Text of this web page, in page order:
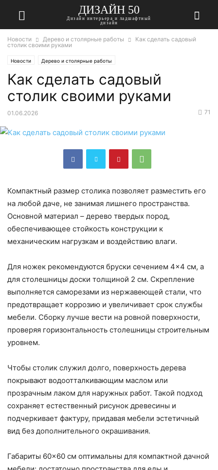
ДИЗАЙН 50
Дизайн интерьера и ладшафтный
дизайн
Новости Дерево и столярные работы
Как сделать садовый
столик своими руками
Новости Дерево и столярные работы
Как сделать садовый
столик своими руками
01.06.2026 71
Компактный размер столика позволяет разместить его
на любой даче, не занимая лишнего пространства.
Основной материал – дерево твердых пород,
обеспечивающее стойкость конструкции к
механическим нагрузкам и воздействию влаги.
Для ножек рекомендуются бруски сечением 4×4 см, а
для столешницы доски толщиной 2 см. Скрепление
выполняется саморезами из нержавеющей стали, что
предотвращает коррозию и увеличивает срок службы
мебели. Сборку лучше вести на ровной поверхности,
проверяя горизонтальность столешницы строительным
уровнем.
Чтобы столик служил долго, поверхность дерева
покрывают водоотталкивающим маслом или
прозрачным лаком для наружных работ. Такой подход
сохраняет естественный рисунок древесины и
подчеркивает фактуру, придавая мебели эстетичный
вид без дополнительного окрашивания.
Габариты 60×60 см оптимальны для компактной дачной